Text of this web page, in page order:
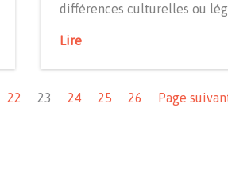
différences culturelles ou
Lire
22 23 24 25 26 Page